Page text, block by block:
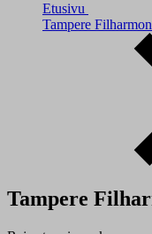
Etusivu
Tampere
Tampere